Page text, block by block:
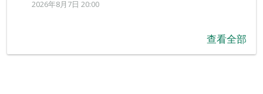
2026年8月7日 20:00
查看全部